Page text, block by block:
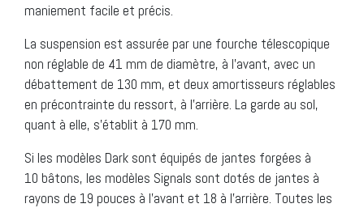
maniement facile et précis.
La suspension est assurée par une fourche télescopique
non réglable de 41 mm de diamètre, à l’avant, avec un
débattement de 130 mm, et deux amortisseurs réglables
en précontrainte du ressort, à l’arrière. La garde au sol,
quant à elle, s’établit à 170 mm.
Si les modèles Dark sont équipés de jantes forgées à
10 bâtons, les modèles Signals sont dotés de jantes à
rayons de 19 pouces à l’avant et 18 à l’arrière. Toutes les